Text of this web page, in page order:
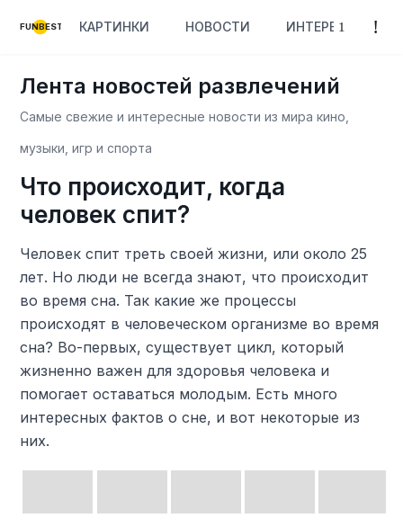
FUNBEST КАРТИНКИ НОВОСТИ ИНТЕРЕСНОЕ
Лента новостей развлечений
Самые свежие и интересные новости из мира кино,
музыки, игр и спорта
Что происходит, когда
человек спит?
Человек спит треть своей жизни, или около 25
лет. Но люди не всегда знают, что происходит
во время сна. Так какие же процессы
происходят в человеческом организме во время
сна? Во-первых, существует цикл, который
жизненно важен для здоровья человека и
помогает оставаться молодым. Есть много
интересных фактов о сне, и вот некоторые из
них.